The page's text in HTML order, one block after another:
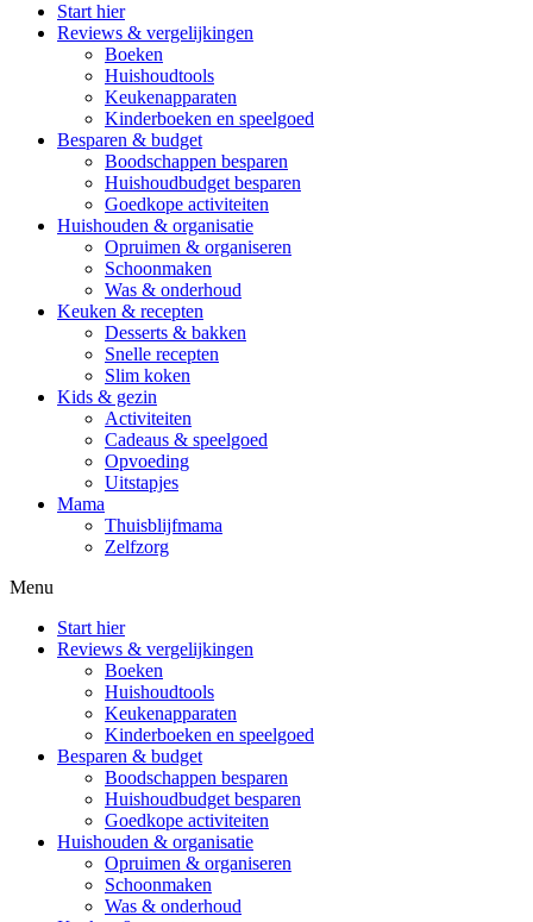
Start hier
Reviews & vergelijkingen
Boeken
Huishoudtools
Keukenapparaten
Kinderboeken en speelgoed
Besparen & budget
Boodschappen besparen
Huishoudbudget besparen
Goedkope activiteiten
Huishouden & organisatie
Opruimen & organiseren
Schoonmaken
Was & onderhoud
Keuken & recepten
Desserts & bakken
Snelle recepten
Slim koken
Kids & gezin
Activiteiten
Cadeaus & speelgoed
Opvoeding
Uitstapjes
Mama
Thuisblijfmama
Zelfzorg
Menu
Start hier
Reviews & vergelijkingen
Boeken
Huishoudtools
Keukenapparaten
Kinderboeken en speelgoed
Besparen & budget
Boodschappen besparen
Huishoudbudget besparen
Goedkope activiteiten
Huishouden & organisatie
Opruimen & organiseren
Schoonmaken
Was & onderhoud